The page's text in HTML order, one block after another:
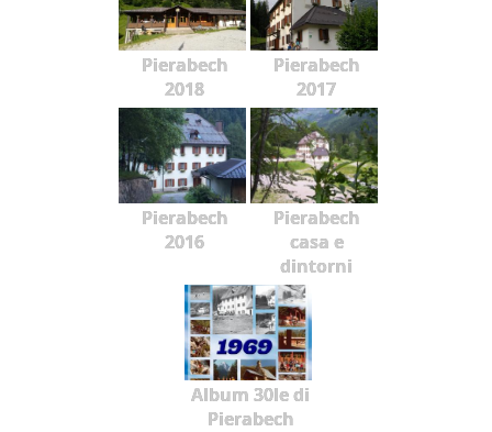
Pierabech
2018
Pierabech
2017
Pierabech
2016
Pierabech
casa e
dintorni
Album 30le di
Pierabech